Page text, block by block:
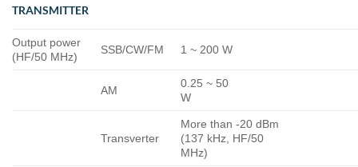
TRANSMITTER
Output power
(HF/50 MHz)
SSB/CW/FM 1 ~ 200 W
AM
0.25 ~ 50
W
Transverter
More than -20 dBm
(137 kHz, HF/50
MHz)